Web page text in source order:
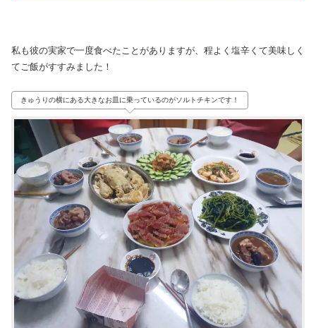
私も彼の実家で一度食べたことがありますが、程よく塩辛くて美味しく
てご飯がすすみました！
きゅうりの横にある大きなお皿に乗っているのがソルトチキンです！